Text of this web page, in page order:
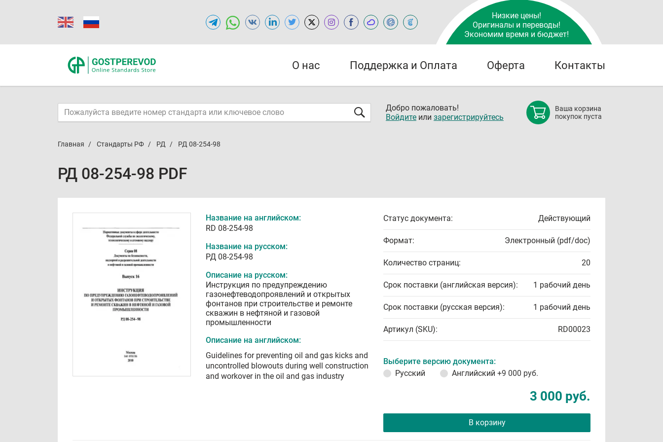
Низкие цены!
Оригиналы и переводы!
Экономим время и бюджет!
О нас Поддержка и Оплата Оферта Контакты
Добро пожаловать!
Войдите или зарегистрируйтесь
Ваша корзина
покупок пуста
Главная Стандарты РФ РД РД 08-254-98
РД 08-254-98 PDF
Название на английском:
RD 08-254-98
Название на русском:
РД 08-254-98
Описание на русском:
Инструкция по предупреждению
газонефтеводопроявлений и открытых
фонтанов при строительстве и ремонте
скважин в нефтяной и газовой
промышленности
Описание на английском:
Guidelines for preventing oil and gas kicks and
uncontrolled blowouts during well construction
and workover in the oil and gas industry
Статус документа: Действующий
Формат: Электронный (pdf/doc)
Количество страниц: 20
Срок поставки (английская версия): 1 рабочий день
Срок поставки (русская версия): 1 рабочий день
Артикул (SKU): RD00023
Выберите версию документа:
Русский
Английский +9 000 руб.
3 000 руб.
В корзину